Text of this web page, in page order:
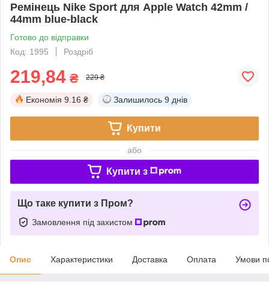
Ремінець Nike Sport для Apple Watch 42mm /
44mm blue-black
Готово до відправки
Код: 1995
Роздріб
219,84 ₴ 229 ₴
Економія 9.16 ₴ Залишилось 9 днів
Купити
або
Купити з
Що таке купити з Пром?
Замовлення під захистом
Опис Характеристики Доставка Оплата Умови